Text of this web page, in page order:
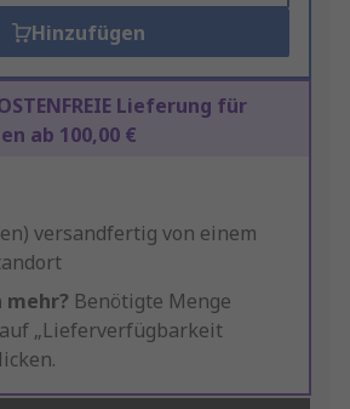
Hinzufügen
Lieferung für
ab 100,00 €
versandfertig von einem
mehr? Benötigte Menge
„Lieferverfügbarkeit